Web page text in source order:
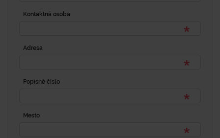
Kontaktná osoba
Adresa
Popisné číslo
Mesto